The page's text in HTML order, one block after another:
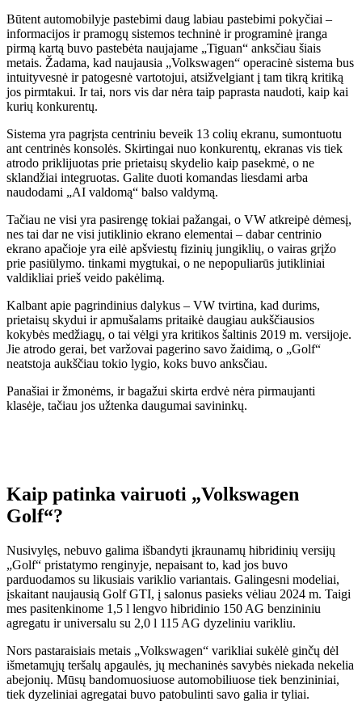
Būtent automobilyje pastebimi daug labiau pastebimi pokyčiai –
informacijos ir pramogų sistemos techninė ir programinė įranga
pirmą kartą buvo pastebėta naujajame „Tiguan“ anksčiau šiais
metais. Žadama, kad naujausia „Volkswagen“ operacinė sistema bus
intuityvesnė ir patogesnė vartotojui, atsižvelgiant į tam tikrą kritiką
jos pirmtakui. Ir tai, nors vis dar nėra taip paprasta naudoti, kaip kai
kurių konkurentų.
Sistema yra pagrįsta centriniu beveik 13 colių ekranu, sumontuotu
ant centrinės konsolės. Skirtingai nuo konkurentų, ekranas vis tiek
atrodo priklijuotas prie prietaisų skydelio kaip pasekmė, o ne
sklandžiai integruotas. Galite duoti komandas liesdami arba
naudodami „AI valdomą“ balso valdymą.
Tačiau ne visi yra pasirengę tokiai pažangai, o VW atkreipė dėmesį,
nes tai dar ne visi jutiklinio ekrano elementai – dabar centrinio
ekrano apačioje yra eilė apšviestų fizinių jungiklių, o vairas grįžo
prie pasiūlymo. tinkami mygtukai, o ne nepopuliarūs jutikliniai
valdikliai prieš veido pakėlimą.
Kalbant apie pagrindinius dalykus – VW tvirtina, kad durims,
prietaisų skydui ir apmušalams pritaikė daugiau aukščiausios
kokybės medžiagų, o tai vėlgi yra kritikos šaltinis 2019 m. versijoje.
Jie atrodo gerai, bet varžovai pagerino savo žaidimą, o „Golf“
neatstoja aukščiau tokio lygio, koks buvo anksčiau.
Panašiai ir žmonėms, ir bagažui skirta erdvė nėra pirmaujanti
klasėje, tačiau jos užtenka daugumai savininkų.
Kaip patinka vairuoti „Volkswagen
Golf“?
Nusivylęs, nebuvo galima išbandyti įkraunamų hibridinių versijų
„Golf“ pristatymo renginyje, nepaisant to, kad jos buvo
parduodamos su likusiais variklio variantais. Galingesni modeliai,
įskaitant naujausią Golf GTI, į salonus pasieks vėliau 2024 m. Taigi
mes pasitenkinome 1,5 l lengvo hibridinio 150 AG benzininiu
agregatu ir universalu su 2,0 l 115 AG dyzeliniu varikliu.
Nors pastaraisiais metais „Volkswagen“ varikliai sukėlė ginčų dėl
išmetamųjų teršalų apgaulės, jų mechaninės savybės niekada nekelia
abejonių. Mūsų bandomuosiuose automobiliuose tiek benzininiai,
tiek dyzeliniai agregatai buvo patobulinti savo galia ir tyliai.